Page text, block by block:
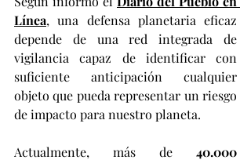
Línea, una defensa planetaria eficaz
depende de una red integrada de
vigilancia capaz de identificar con
suficiente anticipación cualquier
objeto que pueda representar un riesgo
de impacto para nuestro planeta.
Actualmente, más de 40.000